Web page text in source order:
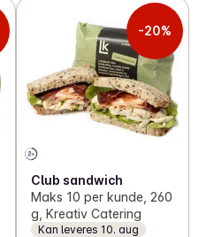
-20%
Club sandwich
Maks 10 per kunde, 260
g, Kreativ Catering
Kan leveres 10. aug